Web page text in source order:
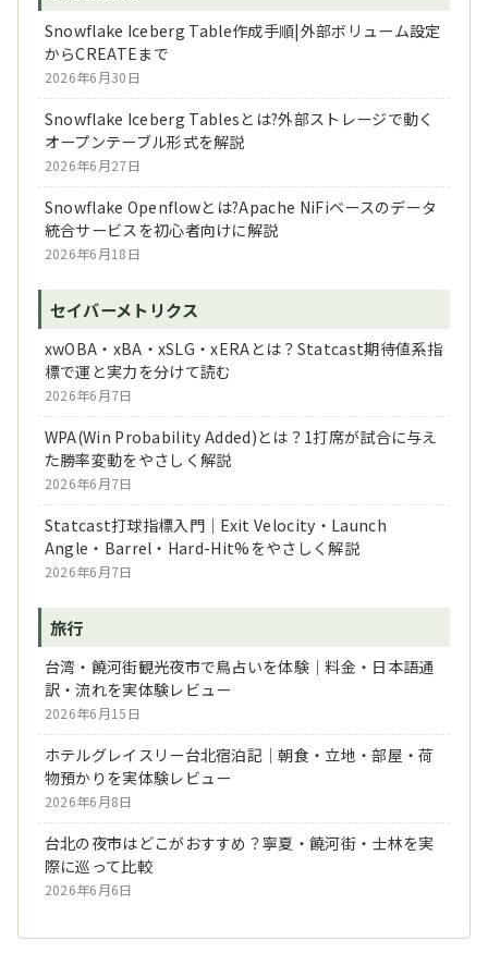
Snowflake Iceberg Table作成手順|外部ボリューム設定
からCREATEまで
2026年6月30日
Snowflake Iceberg Tablesとは?外部ストレージで動く
オープンテーブル形式を解説
2026年6月27日
Snowflake Openflowとは?Apache NiFiベースのデータ
統合サービスを初心者向けに解説
2026年6月18日
セイバーメトリクス
xwOBA・xBA・xSLG・xERAとは？Statcast期待値系指
標で運と実力を分けて読む
2026年6月7日
WPA(Win Probability Added)とは？1打席が試合に与え
た勝率変動をやさしく解説
2026年6月7日
Statcast打球指標入門｜Exit Velocity・Launch
Angle・Barrel・Hard-Hit%をやさしく解説
2026年6月7日
旅行
台湾・饒河街観光夜市で鳥占いを体験｜料金・日本語通
訳・流れを実体験レビュー
2026年6月15日
ホテルグレイスリー台北宿泊記｜朝食・立地・部屋・荷
物預かりを実体験レビュー
2026年6月8日
台北の夜市はどこがおすすめ？寧夏・饒河街・士林を実
際に巡って比較
2026年6月6日